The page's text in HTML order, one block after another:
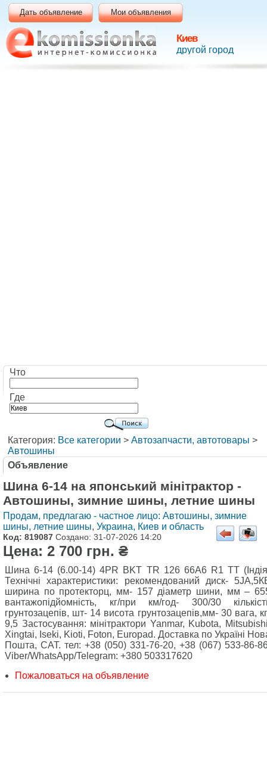
Киев
другой город
Дать объявление Мои объявления
Что
Где
Категория: Все категории > Автозапчасти, автотовары >
Автошины
Объявление
Шина 6-14 на японський мінітрактор -
Автошины, зимние шины, летние шины
Продам, предлагаю - частное лицо: Автошины, зимние
шины, летние шины, Украина, Киев и область
Код: 819087 Создано: 31-07-2026 14:20
Цена: 2 700 грн. ₴
Шина 6-14 (6.00-14) 4PR BKT TR 126 66A6 R1 TT
Технічні характеристики: рекомендований диск-
ширина по протекторц, мм- 157 діаметр шини, мм –
вантажопідйомність, кг/при км/год- 300/30
грунтозацепів, шт- 14 висота грунтозацепів,мм- 30 вага,
9,5 Застосування: мінітрактори Yanmar, Kubota,
Xingtai, Iseki, Kioti, Foton, Europad. Доставка по Україні
Пошта, САТ. тел: +38 (050) 331-76-20, +38 (067) 533-86-
Viber/WhatsApp/Telegram: +380 503317620
Пожаловаться на объявление